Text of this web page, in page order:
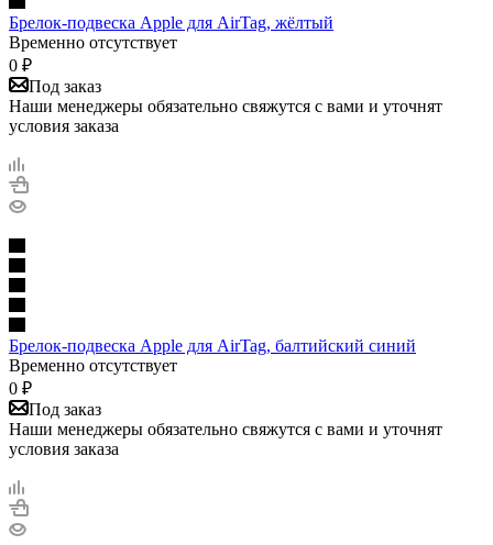
Брелок-подвеска Apple для AirTag, жёлтый
Временно отсутствует
0 ₽
Под заказ
Наши менеджеры обязательно свяжутся с вами и уточнят
условия заказа
Брелок-подвеска Apple для AirTag, балтийский синий
Временно отсутствует
0 ₽
Под заказ
Наши менеджеры обязательно свяжутся с вами и уточнят
условия заказа